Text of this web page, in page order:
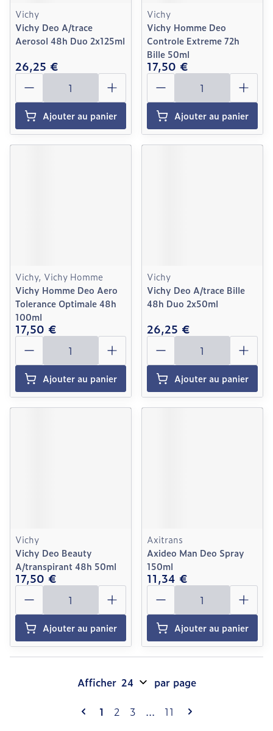
Vichy
Vichy Deo A/trace
Aerosol 48h Duo 2x125ml
26,25 €
Quantité
Ajouter au panier
Vichy
Vichy Homme Deo
Controle Extreme 72h
Bille 50ml
17,50 €
Quantité
Ajouter au panier
Vichy, Vichy Homme
Vichy Homme Deo Aero
Tolerance Optimale 48h
100ml
17,50 €
Quantité
Ajouter au panier
Vichy
Vichy Deo A/trace Bille
48h Duo 2x50ml
26,25 €
Quantité
Ajouter au panier
Vichy
Vichy Deo Beauty
A/transpirant 48h 50ml
17,50 €
Quantité
Ajouter au panier
Axitrans
Axideo Man Deo Spray
150ml
11,34 €
Quantité
Ajouter au panier
Vous lisez actuellement la page
1 Page
2 Page
3 ... Page
11
Afficher par page